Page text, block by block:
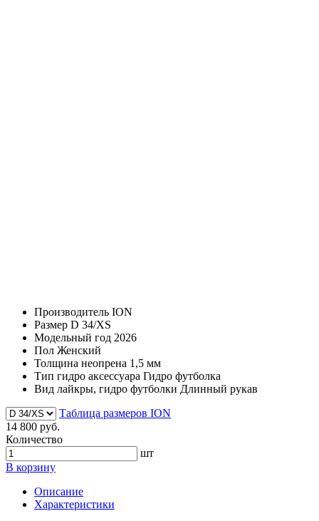
Производитель ION
Размер D 34/XS
Модельный год 2026
Пол Женский
Толщина неопрена 1,5 мм
Тип гидро аксессуара Гидро футболка
Вид лайкры, гидро футболки Длинный рукав
Таблица размеров ION
14 800 руб.
Количество
шт
В корзину
Описание
Характеристики